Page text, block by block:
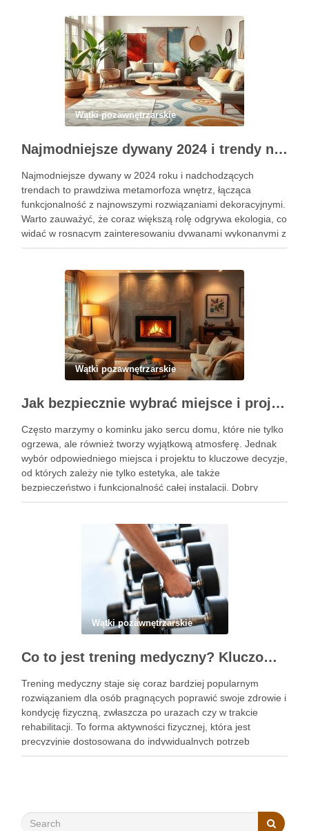
Wątki pozawnętrzarskie
Najmodniejsze dywany 2024 i trendy na 2025 rok w aranżacji wnętrz
Najmodniejsze dywany w 2024 roku i nadchodzących
trendach to prawdziwa metamorfoza wnętrz, łącząca
funkcjonalność z najnowszymi rozwiązaniami dekoracyjnymi.
Warto zauważyć, że coraz większą rolę odgrywa ekologia, co
widać w rosnącym zainteresowaniu dywanami wykonanymi z
odnawialnych i biodegradowalnych materiałów. Trendy na
jak beże, szarości …
Wątki pozawnętrzarskie
Jak bezpiecznie wybrać miejsce i projekt kominka w domu
Często marzymy o kominku jako sercu domu, które nie tylko
ogrzewa, ale również tworzy wyjątkową atmosferę. Jednak
wybór odpowiedniego miejsca i projektu to kluczowe decyzje,
od których zależy nie tylko estetyka, ale także
bezpieczeństwo i funkcjonalność całej instalacji. Dobry
lokalizacja zapewni optymalne rozprowadzenie ciepła, a
Wątki pozawnętrzarskie
Co to jest trening medyczny? Kluczowe informacje, które musisz znać
Trening medyczny staje się coraz bardziej popularnym
rozwiązaniem dla osób pragnących poprawić swoje zdrowie i
kondycję fizyczną, zwłaszcza po urazach czy w trakcie
rehabilitacji. To forma aktywności fizycznej, która jest
precyzyjnie dostosowana do indywidualnych potrzeb
pacjentów, co czyni ją wyjątkowo skuteczną w walce z